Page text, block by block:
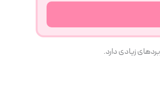
زیادی دارد.